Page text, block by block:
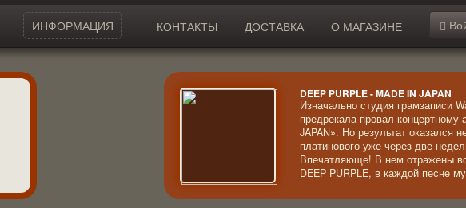
ИНФОРМАЦИЯ КОНТАКТЫ ДОСТАВКА О МАГАЗИНЕ
DEEP PURPLE - MADE IN JAPAN
Изначально студия грамзаписи
предрекала провал концертному
JAPAN». Но результат оказался
платинового уже через две
Впечатляюще! В нем отражены
DEEP PURPLE, в каждой песне
максимуму, выступая на
Особый шарм композициям